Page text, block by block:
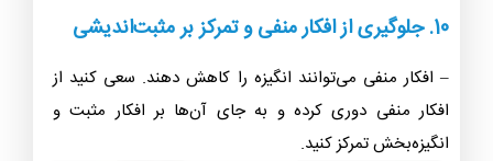
10. جلوگیری از افکار منفی و تمرکز بر مثبت‌اندیشی
– افکار منفی می‌توانند انگیزه را کاهش دهند. سعی کنید از
افکار منفی دوری کرده و به جای آن‌ها بر افکار مثبت و
انگیزه‌بخش تمرکز کنید.